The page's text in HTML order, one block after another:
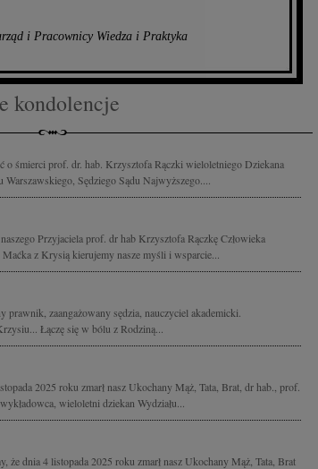
i Pracownicy Wiedza i Praktyka
kondolencje
o śmierci prof. dr. hab. Krzysztofa Rączki wieloletniego Dziekana
Sędziego Sądu Najwyższego....
Przyjaciela prof. dr hab Krzysztofa Rączkę Człowieka
z Krysią kierujemy nasze myśli i wsparcie...
zaangażowany sędzia, nauczyciel akademicki.
Łączę się w bólu z Rodziną...
2025 roku zmarł nasz Ukochany Mąż, Tata, Brat, dr hab., prof.
wieloletni dziekan Wydziału...
że dnia 4 listopada 2025 roku zmarł nasz Ukochany Mąż, Tata, Brat